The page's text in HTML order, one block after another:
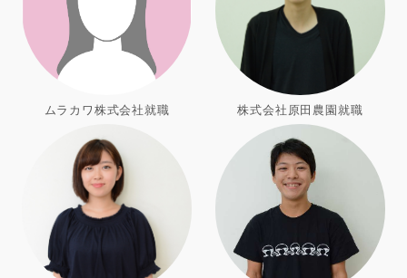
ムラカワ株式会社就職 株式会社原田農園就職